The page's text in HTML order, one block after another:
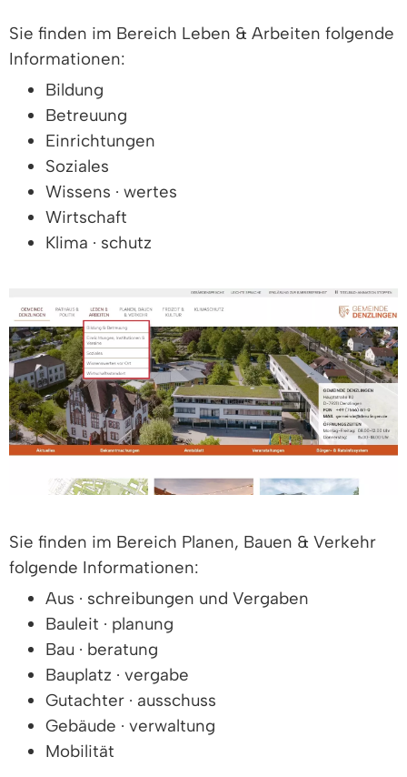
Sie finden im Bereich Leben & Arbeiten folgende
Informationen:
Bildung
Betreuung
Einrichtungen
Soziales
Wissens · wertes
Wirtschaft
Klima · schutz
Sie finden im Bereich Planen, Bauen & Verkehr
folgende Informationen:
Aus · schreibungen und Vergaben
Bauleit · planung
Bau · beratung
Bauplatz · vergabe
Gutachter · ausschuss
Gebäude · verwaltung
Mobilität